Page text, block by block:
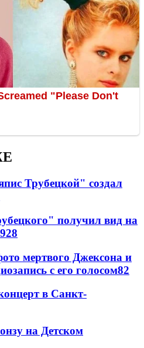
Трубецкой" создал
получил вид на
928
мертвого Джексона и
с его голосом82
в Санкт-
на Детском